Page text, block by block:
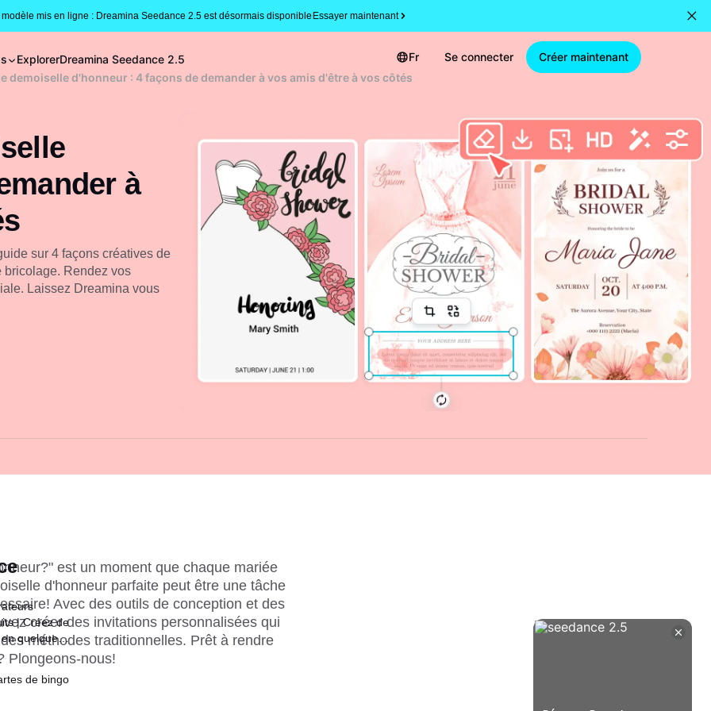
mis en ligne : Dreamina Seedance 2.5 est désormais disponible Essayer maintenant
ExplorerDreamina Seedance 2.5 Fr Se connecter
Créer maintenant
demoiselle d'honneur : 4 façons de demander à vos amis d'être à vos côtés
à
sur 4 façons créatives de
bricolage. Rendez vos
Laissez Dreamina vous
est un moment que chaque mariée
d'honneur parfaite peut être une tâche
Avec des outils de conception et des
créer des invitations personnalisées qui
méthodes traditionnelles. Prêt à rendre
Plongeons-nous!
| Créez de
quelques
de bingo